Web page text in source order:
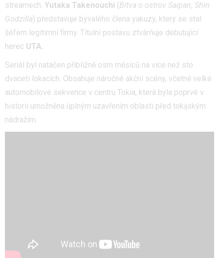
streamech. Yutaka Takenouchi (Bitva o ostrov Saipan, Shin
Godzilla) představuje bývalého člena yakuzy, který se stal
šéfem legitimní firmy. Titulní postavu ztvárňuje debutující
herec UTA.
Seriál byl natáčen přibližně osm měsíců na více než sto
dvaceti lokacích. Obsahuje náročné akční scény, včetně velké
automobilové sekvence v centru Tokia, která byla poprvé v
historii umožněna úplným uzavřením oblasti před tokijským
nádražím.